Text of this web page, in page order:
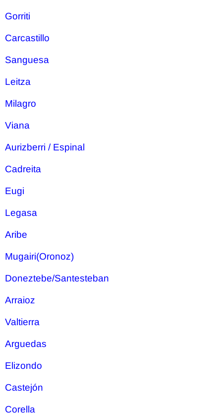
Gorriti
Carcastillo
Sanguesa
Leitza
Milagro
Viana
Aurizberri / Espinal
Cadreita
Eugi
Legasa
Aribe
Mugairi(Oronoz)
Doneztebe/Santesteban
Arraioz
Valtierra
Arguedas
Elizondo
Castejón
Corella